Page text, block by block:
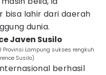
bisa lahir dari daerah
dunia.
Javen Susilo
Provinsi Lampung sukses rengkuh
Susilo)
berhasil